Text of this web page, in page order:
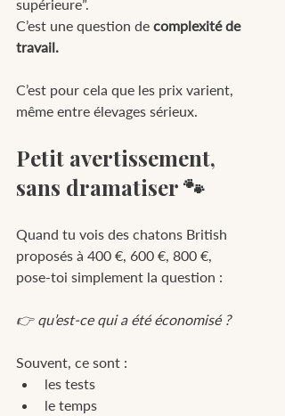
supérieure”.
C’est une question de complexité de
travail.
C’est pour cela que les prix varient,
même entre élevages sérieux.
Petit avertissement,
sans dramatiser 🐾
Quand tu vois des chatons British
proposés à 400 €, 600 €, 800 €,
pose-toi simplement la question :
👉 qu’est-ce qui a été économisé ?
Souvent, ce sont :
les tests
le temps